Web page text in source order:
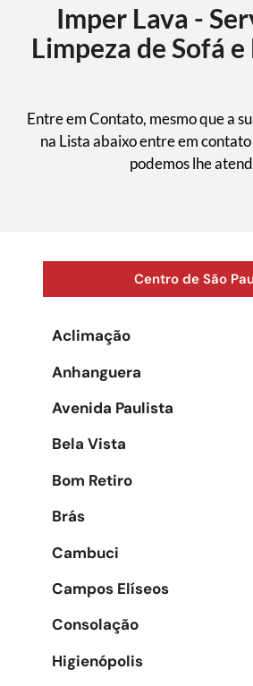
Imper Lava -
Limpeza de Sofá
Entre em Contato, mesmo que a
na Lista abaixo entre em
podemos lhe
Centro de São
Aclimação
Anhanguera
Avenida Paulista
Bela Vista
Bom Retiro
Brás
Cambuci
Campos Elíseos
Consolação
Higienópolis